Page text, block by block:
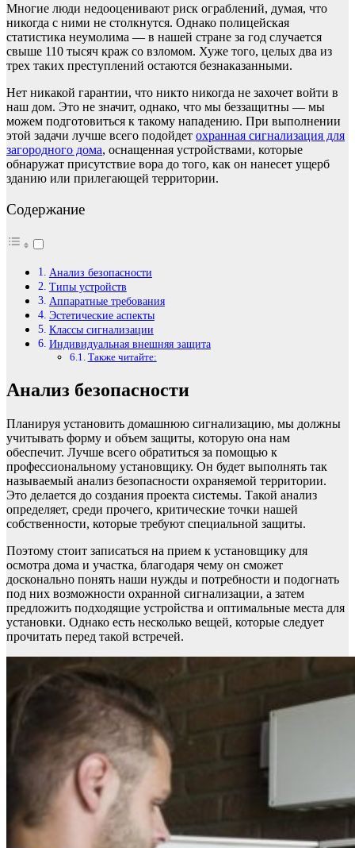
Многие люди недооценивают риск ограблений, думая, что
никогда с ними не столкнутся. Однако полицейская
статистика неумолима — в нашей стране за год случается
свыше 110 тысяч краж со взломом. Хуже того, целых два из
трех таких преступлений остаются безнаказанными.
Нет никакой гарантии, что никто никогда не захочет войти в
наш дом. Это не значит, однако, что мы беззащитны — мы
можем подготовиться к такому нападению. При выполнении
этой задачи лучше всего подойдет охранная сигнализация для
загородного дома, оснащенная устройствами, которые
обнаружат присутствие вора до того, как он нанесет ущерб
зданию или прилегающей территории.
Содержание
Анализ безопасности
Типы устройств
Аппаратные требования
Эстетические аспекты
Классы сигнализации
Индивидуальная внешняя защита
Также читайте:
Анализ безопасности
Планируя установить домашнюю сигнализацию, мы должны
учитывать форму и объем защиты, которую она нам
обеспечит. Лучше всего обратиться за помощью к
профессиональному установщику. Он будет выполнять так
называемый анализ безопасности охраняемой территории.
Это делается до создания проекта системы. Такой анализ
определяет, среди прочего, критические точки нашей
собственности, которые требуют специальной защиты.
Поэтому стоит записаться на прием к установщику для
осмотра дома и участка, благодаря чему он сможет
досконально понять наши нужды и потребности и подогнать
под них возможности охранной сигнализации, а затем
предложить подходящие устройства и оптимальные места для
установки. Однако есть несколько вещей, которые следует
прочитать перед такой встречей.